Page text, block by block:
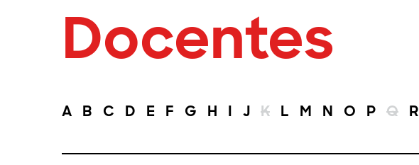
Docentes
A B C D E F G H I J K L M N O P Q R